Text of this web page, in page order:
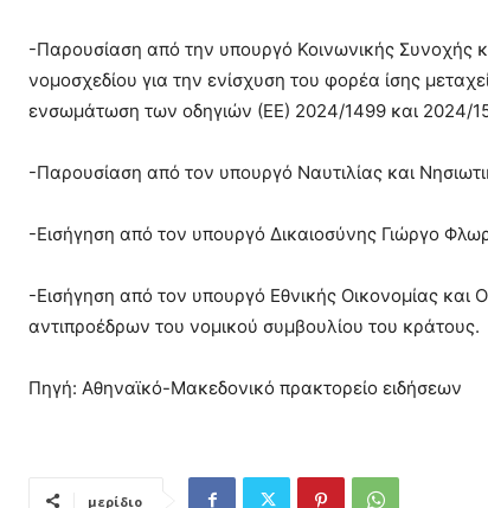
-Παρουσίαση από την υπουργό Κοινωνικής Συνοχής
νομοσχεδίου για την ενίσχυση του φορέα ίσης
ενσωμάτωση των οδηγιών (ΕΕ) 2024/1499 και 2024/
-Παρουσίαση από τον υπουργό Ναυτιλίας και
-Εισήγηση από τον υπουργό Δικαιοσύνης Γιώργο
-Εισήγηση από τον υπουργό Εθνικής Οικονομίας και
αντιπροέδρων του νομικού συμβουλίου του κράτους.
Πηγή: Αθηναϊκό-Μακεδονικό πρακτορείο ειδήσεων
μερίδιο